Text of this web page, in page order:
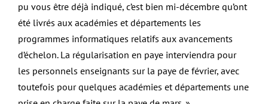
pu vous être déjà indiqué, c’est bien mi-décembre qu’ont
été livrés aux académies et départements les
programmes informatiques relatifs aux avancements
d’échelon. La régularisation en paye interviendra pour
les personnels enseignants sur la paye de février, avec
toutefois pour quelques académies et départements une